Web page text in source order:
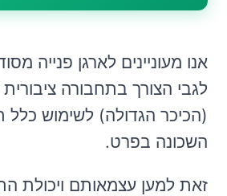
אנו מעוניינים לארגן פנייה
לגבי הצורך בתחבורה
(הכיכר הגדולה) לשימוש כלל
השכונה בפרט.
זאת למען עצמאותם ויכולת